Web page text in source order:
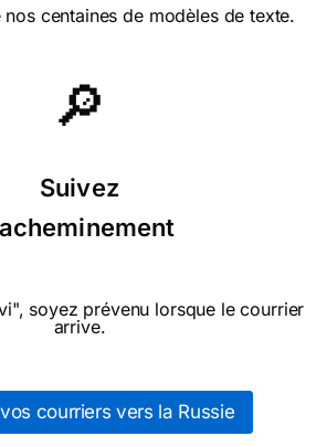
centaines de modèles de texte.
🔎
Suivez
soyez prévenu lorsque le courrier
arrive.
courriers vers la Russie